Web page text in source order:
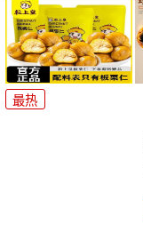
最热